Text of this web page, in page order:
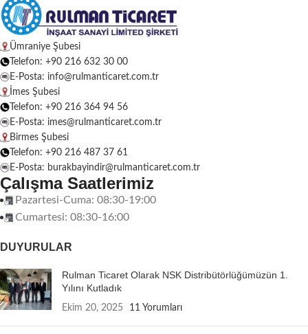
Ümraniye Şubesi
Telefon: +90 216 632 30 00
E-Posta: info@rulmanticaret.com.tr
İmes Şubesi
Telefon: +90 216 364 94 56
E-Posta: imes@rulmanticaret.com.tr
Birmes Şubesi
Telefon: +90 216 487 37 61
E-Posta: burakbayindir@rulmanticaret.com.tr
Çalışma Saatlerimiz
Pazartesi-Cuma: 08:30-19:00
Cumartesi: 08:30-16:00
DUYURULAR
Rulman Ticaret Olarak NSK Distribütörlüğümüzün 1.
Yılını Kutladık
Ekim 20, 2025 11 Yorumları